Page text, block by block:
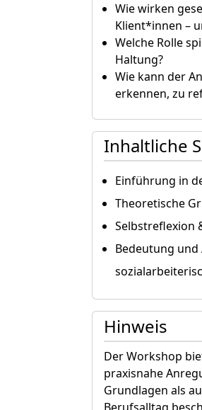
Wie wirken
Klient*innen –
Welche Rolle
Haltung?
Wie kann der
erkennen, zu
Inhaltliche
Einführung in
Theoretische
Selbstreflexion
Bedeutung
Hinweis
Der Workshop
praxisnahe
Grundlagen als